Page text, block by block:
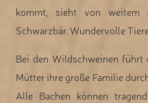
kommt, sieht von weitem
Schwarzbär. Wundervolle
Bei den Wildschweinen führt
Mütter ihre große Familie
Alle Bachen können